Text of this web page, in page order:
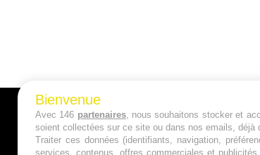
A PROPOS
Qui sommes nous ?
Bienvenue
Avec 146 partenaires, nous souhaitons stocker et
soient collectées sur ce site ou dans nos emails, déjà
Traiter ces données (identifiants, navigation,
services, contenus, offres commerciales et